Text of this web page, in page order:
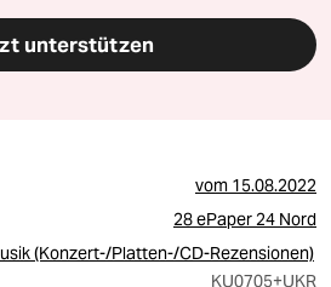
unterstützen
vom 15.08.2022
28 ePaper 24 Nord
(Konzert-/Platten-/CD-Rezensionen)
KU0705+UKR